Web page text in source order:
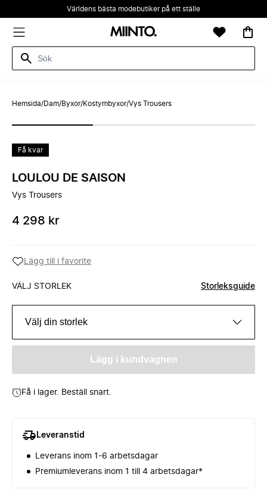
Världens bästa modebutiker på ett ställe
Hemsida/Dam/Byxor/Kostymbyxor/Vys Trousers
Få kvar
LOULOU DE SAISON
Vys Trousers
4 298 kr
Lägg till i favorite
VÄLJ STORLEK Storleksguide
Välj din storlek
Lägg i kundvagnen
Få i lager. Beställ snart.
Leveranstid
Leverans inom 1-6 arbetsdagar
Premiumleverans inom 1 till 4 arbetsdagar*